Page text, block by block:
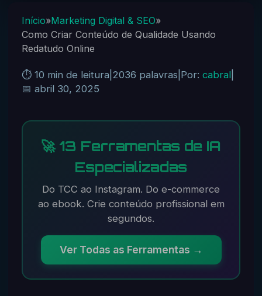
Início»Marketing Digital & SEO»
Como Criar Conteúdo de Qualidade Usando
Redatudo Online
⏱️ 10 min de leitura 2036 palavras Por: cabral|
📅 abril 30, 2025
🚀 13 Ferramentas de IA
Especializadas
Do TCC ao Instagram. Do e-commerce
ao ebook. Crie conteúdo profissional em
segundos.
Ver Todas as Ferramentas →